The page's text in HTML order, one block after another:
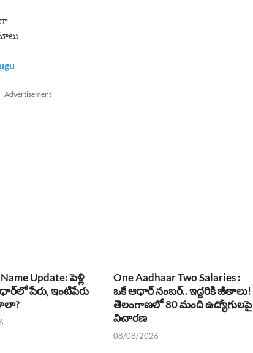
Advertisement
Update: పెళ్లి
పేరు, ఇంటిపేరు
One Aadhaar Two Salaries :
ఒకే ఆధార్ నంబర్.. ఇద్దరికి జీతాలు!
తెలంగాణలో 80 మంది ఉద్యోగులపై
విచారణ
08/08/2026